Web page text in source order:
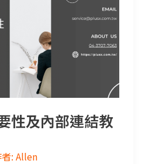
性及內部連結教
: Allen